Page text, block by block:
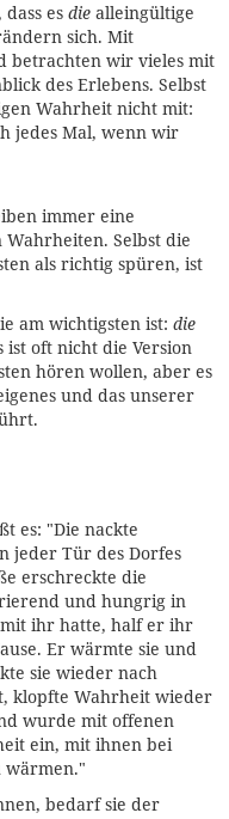
es die alleingültige
sich. Mit
betrachten wir vieles mit
des Erlebens. Selbst
Wahrheit nicht mit:
jedes Mal, wenn wir
immer eine
Selbst die
als richtig spüren, ist
am wichtigsten ist: die
ist oft nicht die Version
hören wollen, aber es
und das unserer
es: "Die nackte
jeder Tür des Dorfes
erschreckte die
und hungrig in
ihr hatte, half er ihr
Er wärmte sie und
sie wieder nach
klopfte Wahrheit wieder
wurde mit offenen
ein, mit ihnen bei
wärmen."
bedarf sie der